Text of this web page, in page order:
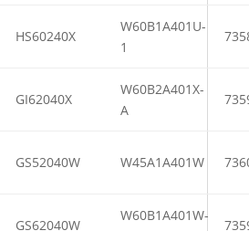
HS60240X
W60B1A401U-
1
GI62040X
W60B2A401X-
A
GS52040W W45A1A401W
GS62040W
W60B1A401W-